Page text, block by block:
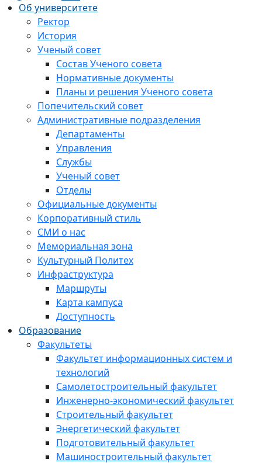
Об университете
Ректор
История
Ученый совет
Состав Ученого совета
Нормативные документы
Планы и решения Ученого совета
Попечительский совет
Административные подразделения
Департаменты
Управления
Службы
Ученый совет
Отделы
Официальные документы
Корпоративный стиль
СМИ о нас
Мемориальная зона
Культурный Политех
Инфраструктура
Маршруты
Карта кампуса
Доступность
Образование
Факультеты
Факультет информационных систем и
технологий
Самолетостроительный факультет
Инженерно-экономический факультет
Строительный факультет
Энергетический факультет
Подготовительный факультет
Машиностроительный факультет